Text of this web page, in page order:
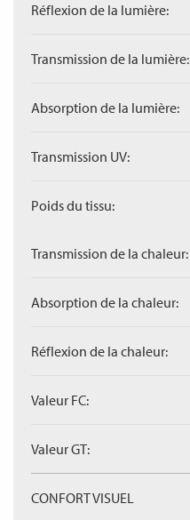
Réflexion de la lumière:
Transmission de la lumière:
Absorption de la lumière:
Transmission UV:
Poids du tissu:
Transmission de la chaleur:
Absorption de la chaleur:
Réflexion de la chaleur:
Valeur FC:
Valeur GT:
CONFORT VISUEL